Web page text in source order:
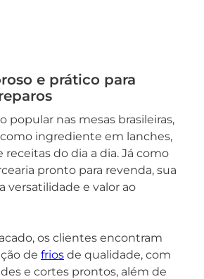
e prático para
popular nas mesas brasileiras,
ingrediente em lanches,
receitas do dia a dia. Já como
pronto para revenda, sua
versatilidade e valor ao
os clientes encontram
de frios de qualidade, com
e cortes prontos, além de